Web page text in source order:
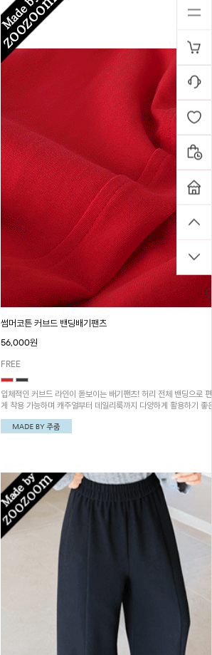
썸머코튼 커브드 밴딩배기팬츠
56,000원
FREE
입체적인 커브드 라인이 돋보이는 배기팬츠! 허리 전체 밴딩으로
게 착용 가능하며 캐주얼부터 데일리룩까지 다양하게 활용하기 좋
이템이에요~